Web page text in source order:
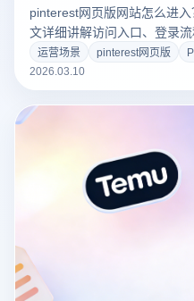
pinterest网页版网站怎么进
文详细讲解访问入口、登录
浏览器如何实现多账号安全管
运营场景 pinterest网页版
2026.03.10